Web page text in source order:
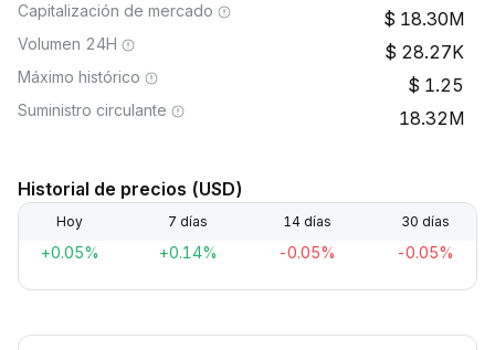
Capitalización de mercado 18.30M
Volumen 24H 28.27K
Máximo histórico 1.25
Suministro circulante 18.32M
Historial de precios (USD)
Hoy 7 días 14 días 30 días
+0.05% +0.14% -0.05% -0.05%